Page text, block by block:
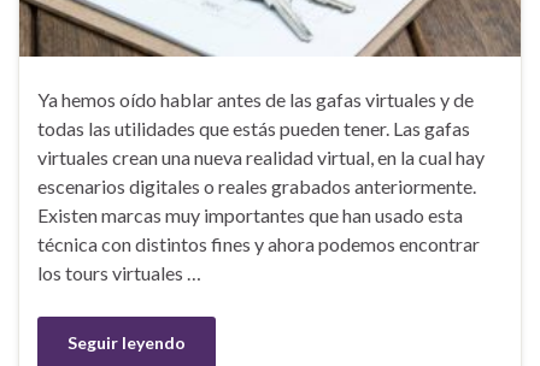
Ya hemos oído hablar antes de las gafas virtuales y de
todas las utilidades que estás pueden tener. Las gafas
virtuales crean una nueva realidad virtual, en la cual hay
escenarios digitales o reales grabados anteriormente.
Existen marcas muy importantes que han usado esta
técnica con distintos fines y ahora podemos encontrar
los tours virtuales …
Seguir leyendo